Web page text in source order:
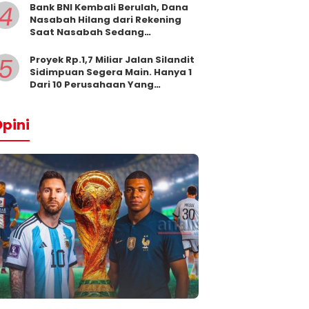
Bank BNI Kembali Berulah, Dana
Nasabah Hilang dari Rekening
Saat Nasabah Sedang
Proyek Rp.1,7 Miliar Jalan Silandit
Sidimpuan Segera Main. Hanya 1
Dari 10 Perusahaan Yang